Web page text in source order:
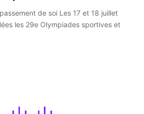
de soi Les 17 et 18 juillet
les 29e Olympiades sportives et